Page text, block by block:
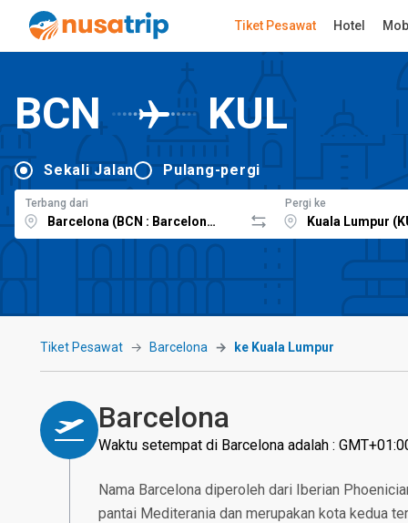
Tiket Pesawat Hotel
BCN KUL
Sekali Jalan Pulang-pergi
Terbang dari Pergi ke
Tiket Pesawat Barcelona ke Kuala Lumpur
Barcelona
Waktu setempat di Barcelona adalah :
Nama Barcelona diperoleh dari Iberian
pantai Mediterania dan merupakan kota kedua